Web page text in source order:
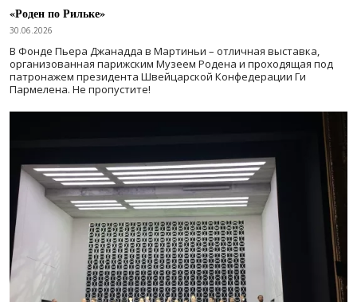
«Роден по Рильке»
30.06.2026
В Фонде Пьера Джанадда в Мартиньи – отличная выставка,
организованная парижским Музеем Родена и проходящая под
патронажем президента Швейцарской Конфедерации Ги
Пармелена. Не пропустите!